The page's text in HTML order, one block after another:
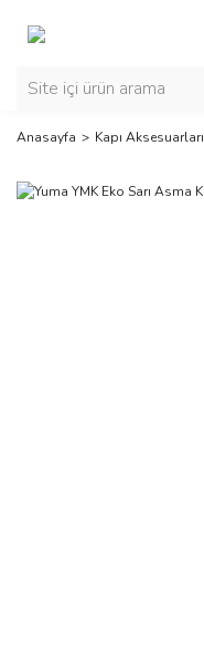
Anasayfa Kapı Aksesuarları